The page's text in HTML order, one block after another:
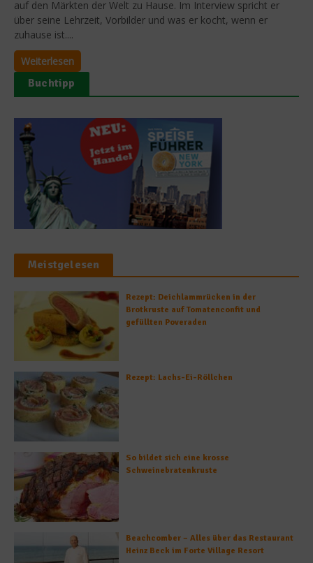
auf den Märkten der Welt zu Hause. Im Interview spricht er
über seine Lehrzeit, Vorbilder und was er kocht, wenn er
zuhause ist....
Weiterlesen
Buchtipp
Meistgelesen
Rezept: Deichlammrücken in der
Brotkruste auf Tomatenconfit und
gefüllten Poveraden
Rezept: Lachs-Ei-Röllchen
So bildet sich eine krosse
Schweinebratenkruste
Beachcomber – Alles über das Restaurant
Heinz Beck im Forte Village Resort